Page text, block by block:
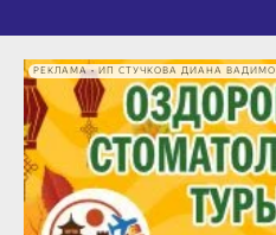
РЕКЛАМА • ИП СТУЧКОВА ДИАНА